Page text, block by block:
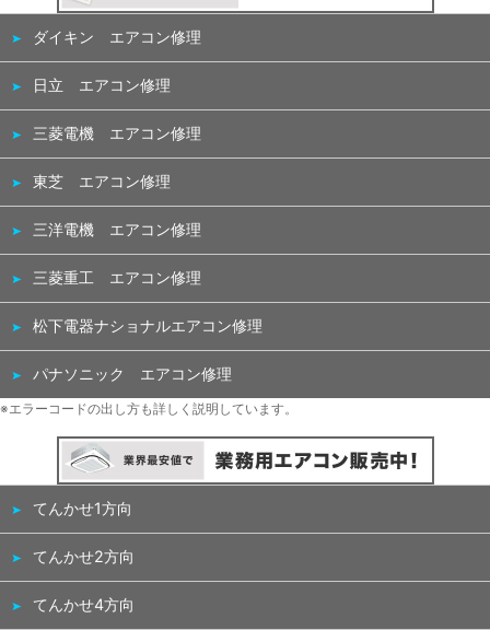
ダイキン エアコン修理
日立 エアコン修理
三菱電機 エアコン修理
東芝 エアコン修理
三洋電機 エアコン修理
三菱重工 エアコン修理
松下電器ナショナルエアコン修理
パナソニック エアコン修理
※エラーコードの出し方も詳しく説明しています。
てんかせ1方向
てんかせ2方向
てんかせ4方向